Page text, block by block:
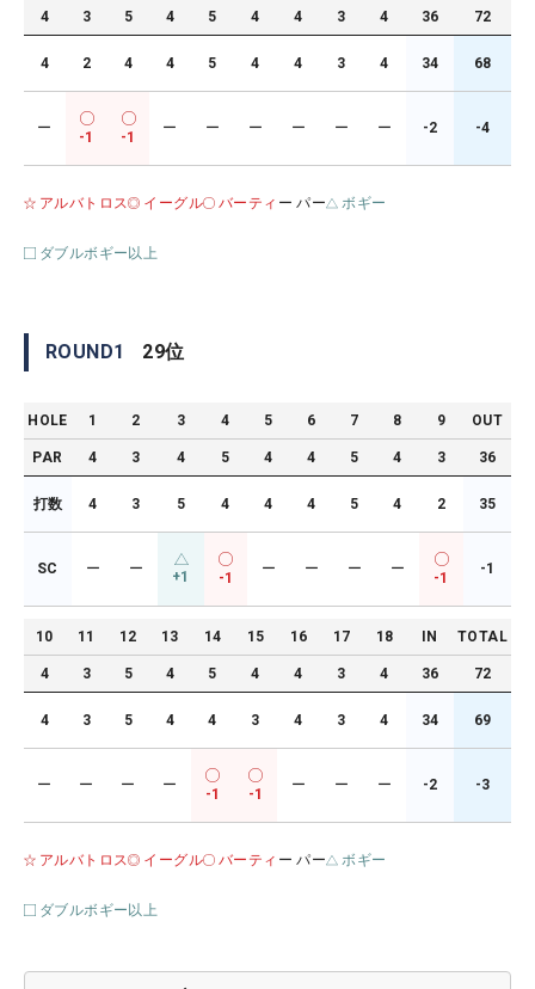
4 3 5 4 5 4 4 3 4 36 72
4 2 4 4 5 4 4 3 4 34 68
ー
-1 -1
ー ー ー ー ー ー -2 -4
アルバトロス イーグル バーティ ー パー ボギー
ダブルボギー以上
ROUND1 29位
HOLE 1 2 3 4 5 6 7 8 9 OUT
PAR 4 3 4 5 4 4 5 4 3 36
打数 4 3 5 4 4 4 5 4 2 35
SC ー ー +1 -1
ー ー ー ー
-1
-1
10 11 12 13 14 15 16 17 18 IN TOTAL
4 3 5 4 5 4 4 3 4 36 72
4 3 5 4 4 3 4 3 4 34 69
ー ー ー ー
-1 -1
ー ー ー -2 -3
アルバトロス イーグル バーティ ー パー ボギー
ダブルボギー以上